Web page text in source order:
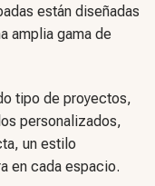
están diseñadas
amplia gama de
tipo de proyectos,
personalizados,
un estilo
en cada espacio.